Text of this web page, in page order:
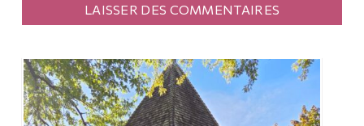
LAISSER DES COMMENTAIRES
Qui vous êtes
Étudiants actuels
Corps enseignant et